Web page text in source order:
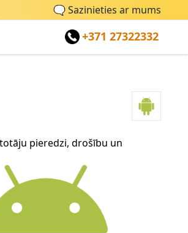
🗨Sazinieties ar mums
+371 27322332
pieredzi, drošību un